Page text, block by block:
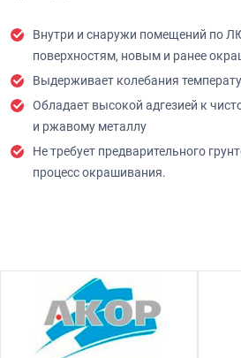
Внутри и снаружи помещений по
поверхностям, новым и ранее
Выдерживает колебания
Обладает высокой адгезией к
и ржавому металлу
Не требует предварительного
процесс окрашивания.